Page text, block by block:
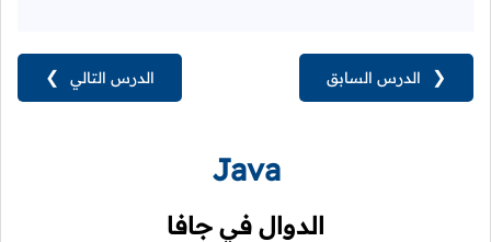
الدرس التالي ❯ ❮ الدرس السابق
Java
الدوال في جافا